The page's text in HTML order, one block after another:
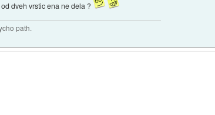
dveh vrstic ena ne dela ?
path.